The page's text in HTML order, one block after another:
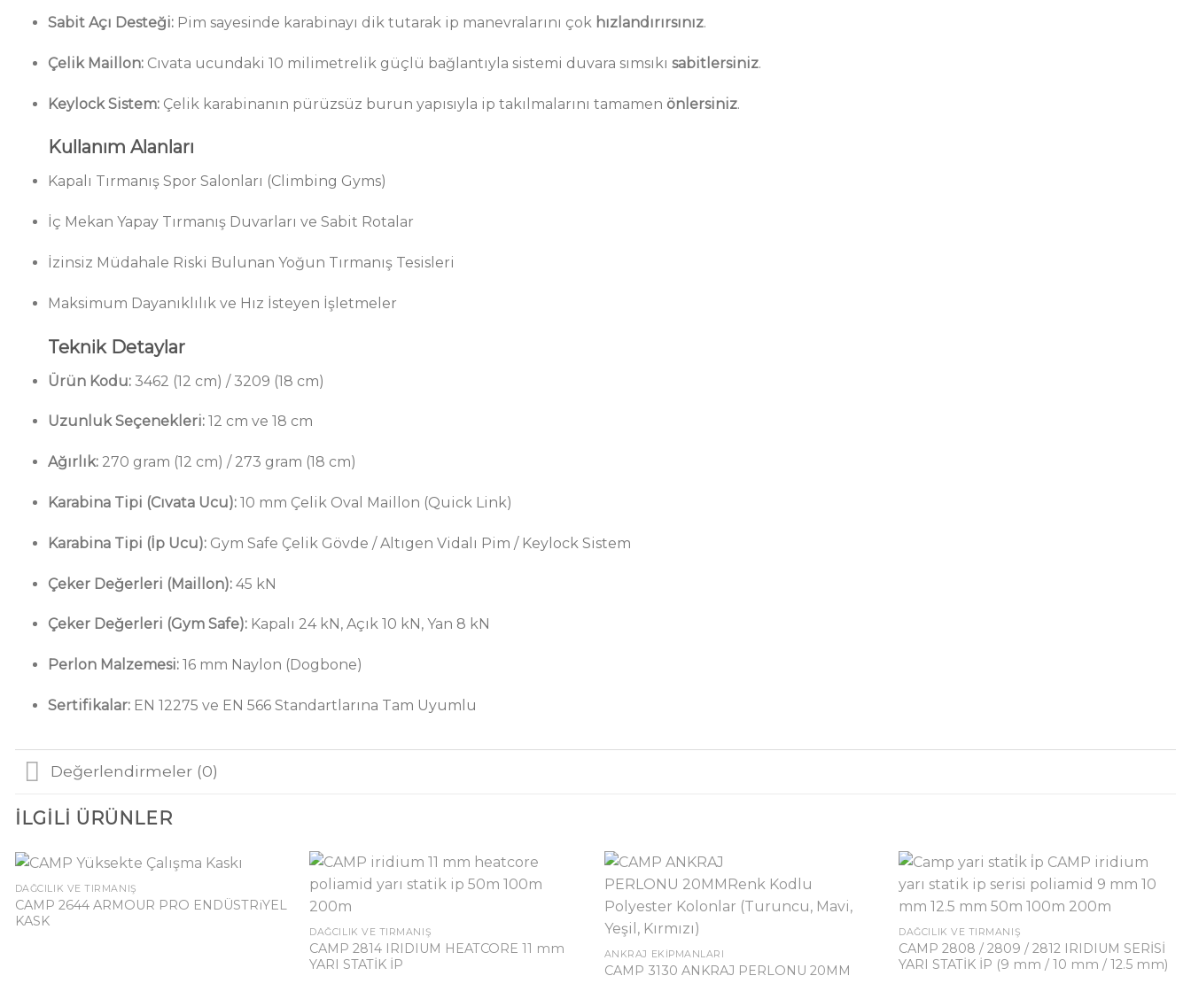
Sabit Açı Desteği:Pim sayesinde karabinayı dik tutarak ip manevralarını çok hızlandırırsınız.
Çelik Maillon:Cıvata ucundaki 10 milimetrelik güçlü bağlantıyla sistemi duvara sımsıkı sabitlersiniz.
Keylock Sistem:Çelik karabinanın pürüzsüz burun yapısıyla ip takılmalarını tamamen önlersiniz.
Kullanım Alanları
Kapalı Tırmanış Spor Salonları (Climbing Gyms)
İç Mekan Yapay Tırmanış Duvarları ve Sabit Rotalar
İzinsiz Müdahale Riski Bulunan Yoğun Tırmanış Tesisleri
Maksimum Dayanıklılık ve Hız İsteyen İşletmeler
Teknik Detaylar
Ürün Kodu:3462 (12 cm) / 3209 (18 cm)
Uzunluk Seçenekleri:12 cm ve 18 cm
Ağırlık:270 gram (12 cm) / 273 gram (18 cm)
Karabina Tipi (Cıvata Ucu):10 mm Çelik Oval Maillon (Quick Link)
Karabina Tipi (İp Ucu):Gym Safe Çelik Gövde / Altıgen Vidalı Pim / Keylock Sistem
Çeker Değerleri (Maillon):45 kN
Çeker Değerleri (Gym Safe):Kapalı 24 kN, Açık 10 kN, Yan 8 kN
Perlon Malzemesi:16 mm Naylon (Dogbone)
Sertifikalar:EN 12275 ve EN 566 Standartlarına Tam Uyumlu
Değerlendirmeler (0)
İLGILI ÜRÜNLER
DAĞCILIK VE TIRMANIŞ
CAMP 2644 ARMOUR PRO ENDÜSTRiYEL
KASK
DAĞCILIK VE TIRMANIŞ
CAMP 2814 IRIDIUM HEATCORE 11 mm
YARI STATİK İP
ANKRAJ EKIPMANLARI
CAMP 3130 ANKRAJ PERLONU 20MM
DAĞCILIK VE TIRMANIŞ
CAMP 2808 / 2809 / 2812 IRIDIUM SERİSİ
YARI STATİK İP (9 mm / 10 mm / 12.5 mm)